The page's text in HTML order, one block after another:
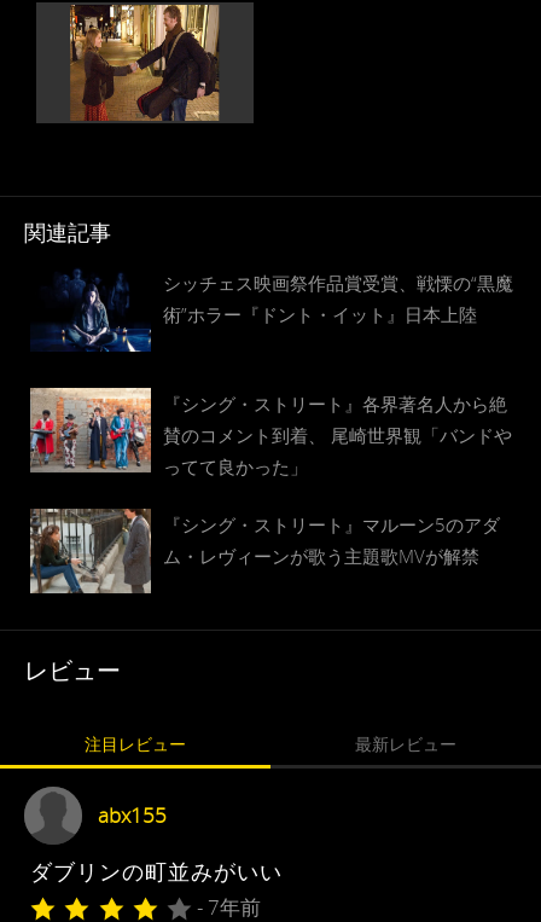
関連記事
シッチェス映画祭作品賞受賞、戦慄の“黒魔
術”ホラー『ドント・イット』日本上陸
『シング・ストリート』各界著名人から絶
賛のコメント到着、 尾崎世界観「バンドや
ってて良かった」
『シング・ストリート』マルーン5のアダ
ム・レヴィーンが歌う主題歌MVが解禁
レビュー
注目レビュー 最新レビュー
abx155
ダブリンの町並みがいい
- 7年前